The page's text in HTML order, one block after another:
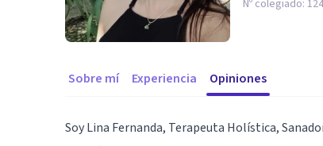
Nº colegiado:
Sobre mí Experiencia Opiniones
Soy Lina Fernanda, Terapeuta Holística,